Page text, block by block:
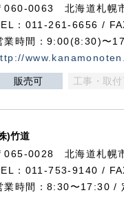
060-0063 北海道札幌
：011-261-6656 /
業時間：9:00(8:30)〜
販売可 工事・取付
)竹道
065-0028 北海道札幌
：011-753-9140 /
業時間：8:30〜17:30 /